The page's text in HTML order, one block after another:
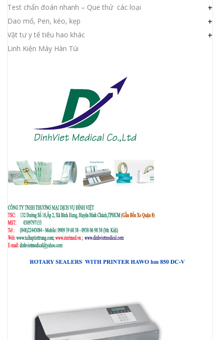
Test chẩn đoán nhanh – Que thử các loại +
Dao mổ, Pen, kéo, kẹp +
Vật tư y tế tiêu hao khác +
Linh Kiện Máy Hàn Túi